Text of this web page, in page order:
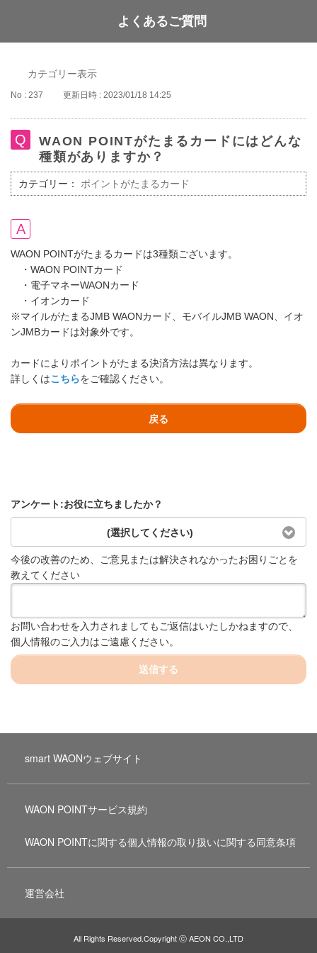
WAON POINT
よくあるご質問
カテゴリー表示
No : 237 更新日時 : 2023/01/18 14:25
WAON POINTがたまるカードにはどんな
種類がありますか？
カテゴリー： ポイントがたまるカード
WAON POINTがたまるカードは3種類ございます。
・WAON POINTカード
・電子マネーWAONカード
・イオンカード
※マイルがたまるJMB WAONカード、モバイルJMB WAON、イオ
ンJMBカードは対象外です。
カードによりポイントがたまる決済方法は異なります。
詳しくはこちらをご確認ください。
戻る
アンケート:お役に立ちましたか？
(選択してください)
今後の改善のため、ご意見または解決されなかったお困りごとを
教えてください
お問い合わせを入力されましてもご返信はいたしかねますので、
個人情報のご入力はご遠慮ください。
送信する
smart WAONウェブサイト
WAON POINTサービス規約
WAON POINTに関する個人情報の取り扱いに関する同意条項
運営会社
All Rights Reserved.Copyright ⓒ AEON CO.,LTD